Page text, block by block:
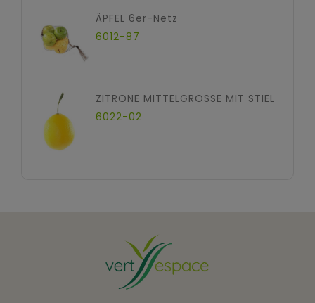
ÄPFEL 6er-Netz
6012-87
ZITRONE MITTELGROSSE MIT STIEL
6022-02